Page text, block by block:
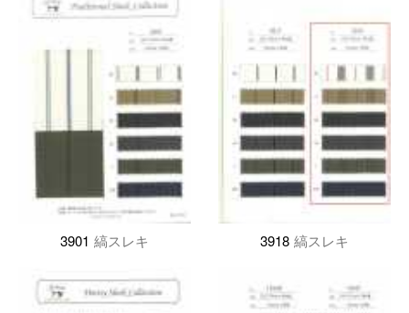
3901 縞スレキ 3918 縞スレキ